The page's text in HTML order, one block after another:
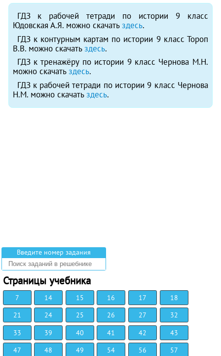
ГДЗ к рабочей тетради по истории 9 класс
Юдовская А.Я. можно скачатьздесь.
ГДЗ к контурным картам по истории 9 класс Тороп
В.В. можно скачатьздесь.
ГДЗ к тренажёру по истории 9 класс Чернова М.Н.
можно скачатьздесь.
ГДЗ к рабочей тетради по истории 9 класс Чернова
Н.М. можно скачатьздесь.
Введите номер задания
Страницы учебника
7 14 15 16 17
18
21
24 25 26 27
32
33
39 40 41 42
43
47
48 49 54 56
57